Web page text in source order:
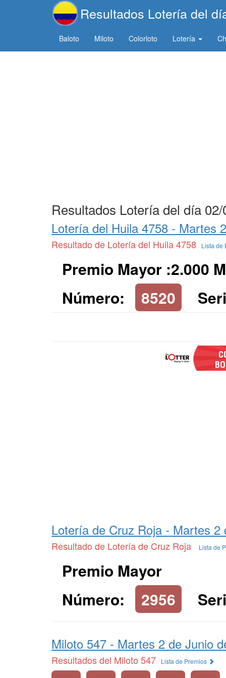
Resultados Lotería del
Baloto Miloto Colorloto Lotería
Resultados Lotería del día
Lotería del Huila 4758 - Martes
Resultado de Lotería del Huila 4758 Lista de
Premio Mayor :2.000
Número:
8520
Lotería de Cruz Roja - Martes 2
Resultado de Lotería de Cruz Roja Lista de
Premio Mayor
Número:
2956
Miloto 547 - Martes 2 de Junio
Resultados del Miloto 547 Lista de Premios